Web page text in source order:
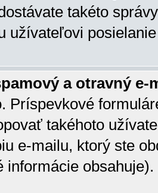
takéto
užívateľovi
a otravný e-
Príspevkové
takéhoto
e-mailu, ktorý ste
informácie